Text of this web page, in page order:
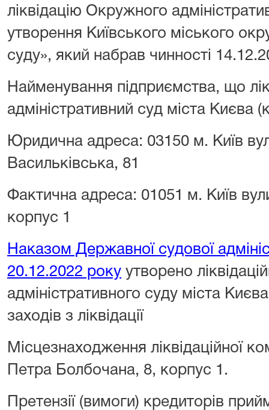
ліквідацію Окружного
утворення Київського міського
суду», який набрав чинності
Найменування підприємства, що
адміністративний суд міста
Юридична адреса: 03150 м. Київ
Васильківська, 81
Фактична адреса: 01051 м. Київ
корпус 1
Наказом Державної судової
20.12.2022 року утворено
адміністративного суду міста
заходів з ліквідації
Місцезнаходження ліквідаційної
Петра Болбочана, 8, корпус 1.
Претензії (вимоги) кредиторів